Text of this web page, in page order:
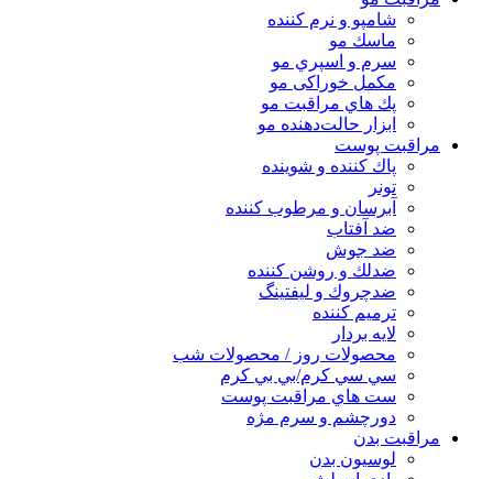
شامپو و نرم كننده
ماسك مو
سرم و اسپري مو
مكمل خوراكی مو
پك هاي مراقبت مو
ابزار حالت‌دهنده مو
مراقبت پوست
پاك كننده و شوينده
تونر
آبرسان و مرطوب كننده
ضد آفتاب
ضد جوش
ضدلك و روشن كننده
ضدچروك و ليفتينگ
ترميم كننده
لايه بردار
محصولات روز / محصولات شب
سي سي كرم/بي بي كرم
ست هاي مراقبت پوست
دورچشم و سرم مژه
مراقبت بدن
لوسیون بدن